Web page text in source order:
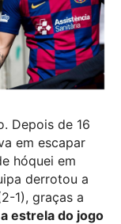
Depois de 16
em escapar
hóquei em
derrotou a
1), graças a
estrela do jogo